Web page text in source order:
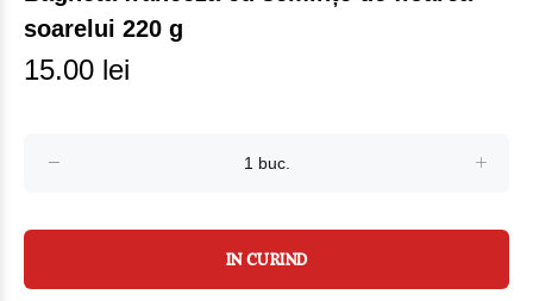
soarelui 220 g
15.00 lei
IN CURIND